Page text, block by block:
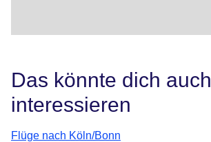
Das könnte dich auch
interessieren
Flüge nach Köln/Bonn